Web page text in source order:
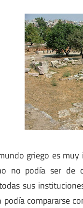
griego es
no podía ser
sus
compararse